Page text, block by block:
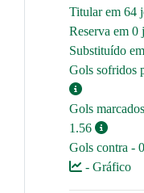
Titular em 64
Reserva em 0
Substituído
Gols sofridos
Gols
1.56
Gols contra - 0
- Gráfico